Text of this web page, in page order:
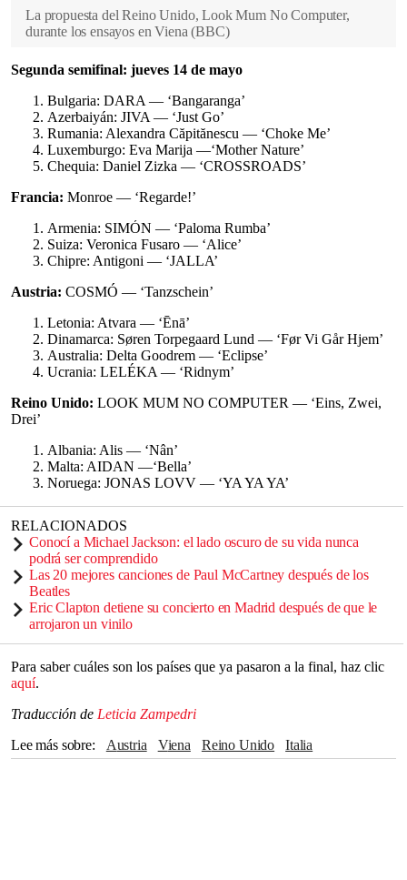
La propuesta del Reino Unido, Look Mum No Computer,
durante los ensayos en Viena (BBC)
Segunda semifinal: jueves 14 de mayo
Bulgaria: DARA — ‘Bangaranga’
Azerbaiyán: JIVA — ‘Just Go’
Rumania: Alexandra Căpitănescu — ‘Choke Me’
Luxemburgo: Eva Marija —‘Mother Nature’
Chequia: Daniel Zizka — ‘CROSSROADS’
Francia: Monroe — ‘Regarde!’
Armenia: SIMÓN — ‘Paloma Rumba’
Suiza: Veronica Fusaro — ‘Alice’
Chipre: Antigoni — ‘JALLA’
Austria: COSMÓ — ‘Tanzschein’
Letonia: Atvara — ‘Ēnā’
Dinamarca: Søren Torpegaard Lund — ‘Før Vi Går Hjem’
Australia: Delta Goodrem — ‘Eclipse’
Ucrania: LELÉKA — ‘Ridnym’
Reino Unido: LOOK MUM NO COMPUTER — ‘Eins, Zwei,
Drei’
Albania: Alis — ‘Nân’
Malta: AIDAN —‘Bella’
Noruega: JONAS LOVV — ‘YA YA YA’
RELACIONADOS
Conocí a Michael Jackson: el lado oscuro de su vida nunca
podrá ser comprendido
Las 20 mejores canciones de Paul McCartney después de los
Beatles
Eric Clapton detiene su concierto en Madrid después de que le
arrojaron un vinilo
Para saber cuáles son los países que ya pasaron a la final, haz clic
aquí.
Traducción de Leticia Zampedri
Lee más sobre
Austria Viena Reino Unido
Italia